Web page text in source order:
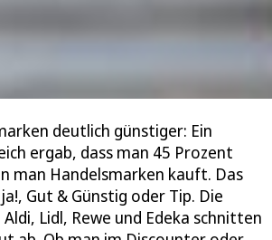
deutlich günstiger: Ein
ergab, dass man 45 Prozent
man Handelsmarken kauft. Das
Gut & Günstig oder Tip. Die
Lidl, Rewe und Edeka schnitten